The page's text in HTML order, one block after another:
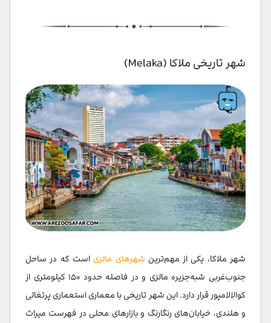
شهر تاریخی ملاکا (Melaka)
شهر ملاکا، یکی از مهم‌ترین شهرهای مالزی است که در ساحل
جنوب‌غربی شبه‌جزیره مالزی و در فاصله حدود ۱۵۰ کیلومتری از
کوالالامپور قرار دارد. این شهر تاریخی با معماری استعماری پرتغالی
و هلندی، خیابان‌های رنگارنگ و بازارهای محلی در فهرست میراث